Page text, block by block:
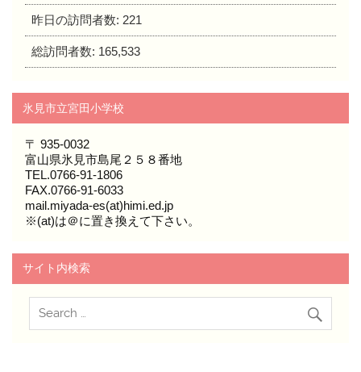
昨日の訪問者数: 221
総訪問者数: 165,533
氷見市立宮田小学校
〒 935-0032
富山県氷見市島尾２５８番地
TEL.0766-91-1806
FAX.0766-91-6033
mail.miyada-es(at)himi.ed.jp
※(at)は＠に置き換えて下さい。
サイト内検索